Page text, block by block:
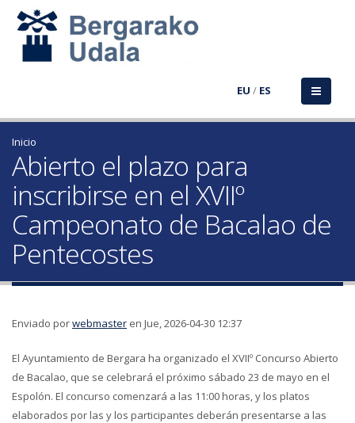
EU / ES
Inicio
Abierto el plazo para
inscribirse en el XVIIº
Campeonato de Bacalao de
Pentecostes
Enviado porwebmaster en Jue, 2026-04-30 12:37
El Ayuntamiento de Bergara ha organizado el XVIIº Concurso Abierto
de Bacalao, que se celebrará el próximo sábado 23 de mayo en el
Espolón. El concurso comenzará a las 11:00 horas, y los platos
elaborados por las y los participantes deberán presentarse a las